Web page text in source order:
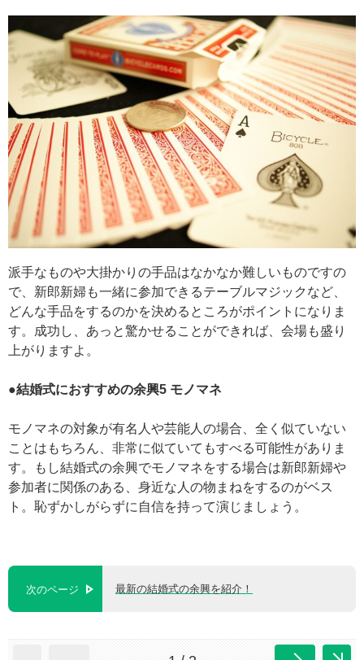
派手なものや大掛かりの手品はなかなか難しいものですの
で、新郎新婦も一緒に参加できるテーブルマジックなど、
どんな手品をするのかを決めるところがポイントになりま
す。成功し、あっと驚かせることができれば、会場も盛り
上がりますよ。
●結婚式におすすめの余興5 モノマネ
モノマネの対象が有名人や芸能人の場合、全く似ていない
ことはもちろん、非常に似ていてもすべる可能性がありま
す。もし結婚式の余興でモノマネをする場合は新郎新婦や
参加者に関係のある、身近な人の物まねをするのがベス
ト。恥ずかしがらずに自信を持って演じましょう。
次のページ 最新の結婚式の余興を紹介！